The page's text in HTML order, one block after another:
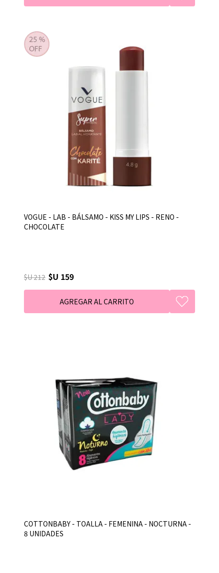
VOGUE - LAB - BÁLSAMO - KISS MY LIPS - RENO -
CHOCOLATE
$U 212 $U 159
COTTONBABY - TOALLA - FEMENINA - NOCTURNA -
8 UNIDADES